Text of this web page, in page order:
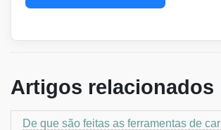
Artigos relacionados
De que são feitas as ferramentas de